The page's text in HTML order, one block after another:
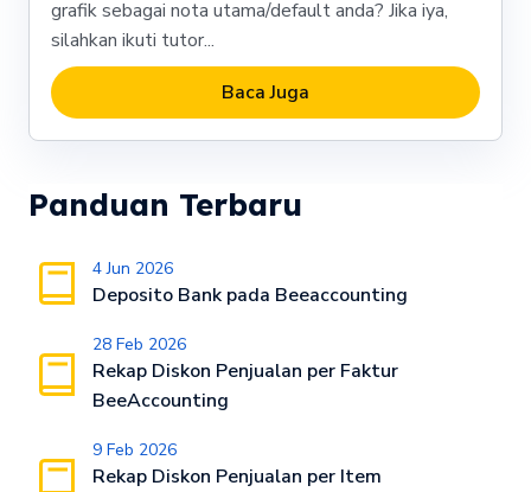
grafik sebagai nota utama/default anda? Jika iya,
silahkan ikuti tutor...
Baca Juga
Panduan Terbaru
4 Jun 2026
Deposito Bank pada Beeaccounting
28 Feb 2026
Rekap Diskon Penjualan per Faktur
BeeAccounting
9 Feb 2026
Rekap Diskon Penjualan per Item